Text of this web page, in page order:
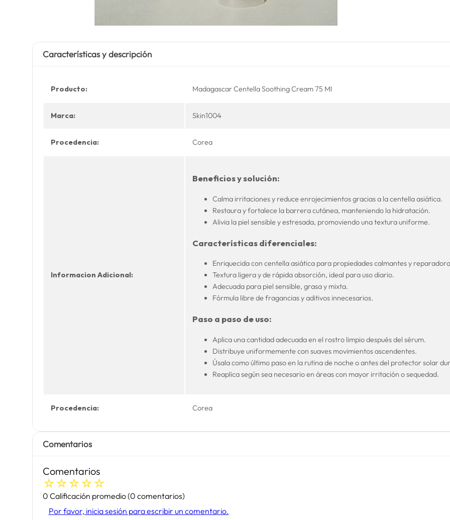
Características y descripción
Producto: Madagascar Centella Soothing Cream 75 Ml
Marca: Skin1004
Procedencia: Corea
Informacion Adicional:
Beneficios y solución:
Calma irritaciones y reduce enrojecimientos gracias a la centella asiática.
Restaura y fortalece la barrera cutánea, manteniendo la hidratación.
Alivia la piel sensible y estresada, promoviendo una textura uniforme.
Características diferenciales:
Enriquecida con centella asiática para propiedades calmantes y
Textura ligera y de rápida absorción, ideal para uso diario.
Adecuada para piel sensible, grasa y mixta.
Fórmula libre de fragancias y aditivos innecesarios.
Paso a paso de uso:
Aplica una cantidad adecuada en el rostro limpio después del sérum.
Distribuye uniformemente con suaves movimientos ascendentes.
Úsala como último paso en la rutina de noche o antes del protector solar
Reaplica según sea necesario en áreas con mayor irritación o sequedad.
Procedencia: Corea
Comentarios
Comentarios
☆☆☆☆☆
0 Calificación promedio(0 comentarios)
Por favor, inicia sesión para escribir un comentario.